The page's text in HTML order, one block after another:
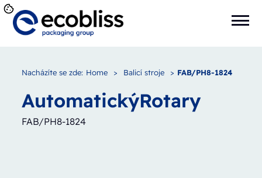
Nacházíte se zde: Home > Balicí stroje > FAB/PH8-1824
AutomatickýRotary
FAB/PH8-1824